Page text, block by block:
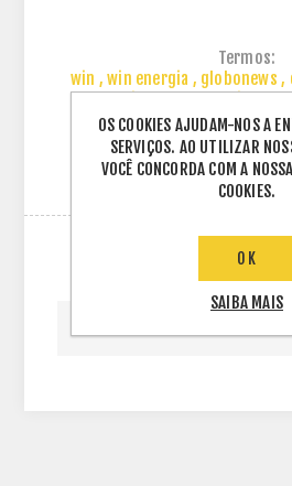
Termos:
win , win energia , globonews ,
OS COOKIES AJUDAM-NOS A
SERVIÇOS. AO UTILIZAR
VOCÊ CONCORDA COM A
COOKIES.
OK
SAIBA MAIS